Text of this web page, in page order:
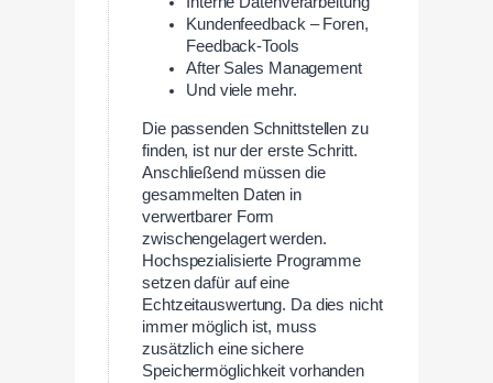
Kundenfeedback – Foren,
Feedback-Tools
After Sales Management
Und viele mehr.
Die passenden Schnittstellen zu
finden, ist nur der erste Schritt.
Anschließend müssen die
gesammelten Daten in
verwertbarer Form
zwischengelagert werden.
Hochspezialisierte Programme
setzen dafür auf eine
Echtzeitauswertung. Da dies nicht
immer möglich ist, muss
zusätzlich eine sichere
Speichermöglichkeit vorhanden